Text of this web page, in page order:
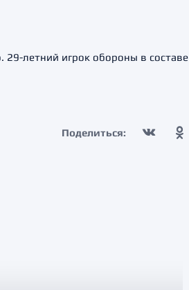
29-летний игрок обороны в составе
Поделиться: